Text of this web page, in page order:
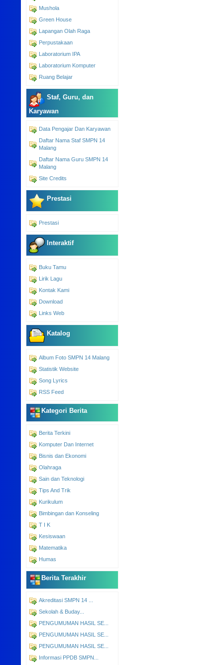
Mushola
Green House
Lapangan Olah Raga
Perpustakaan
Laboratorium IPA
Laboratorium Komputer
Ruang Belajar
Staf, Guru, dan
Karyawan
Data Pengajar Dan Karyawan
Daftar Nama Staf SMPN 14
Malang
Daftar Nama Guru SMPN 14
Malang
Site Credits
Prestasi
Prestasi
Interaktif
Buku Tamu
Lirik Lagu
Kontak Kami
Download
Links Web
Katalog
Album Foto SMPN 14 Malang
Statistik Website
Song Lyrics
RSS Feed
Kategori Berita
Berita Terkini
Komputer Dan Internet
Bisnis dan Ekonomi
Olahraga
Sain dan Teknologi
Tips And Trik
Kurikulum
Bimbingan dan Konseling
T I K
Kesiswaan
Matematika
Humas
Berita Terakhir
Akreditasi SMPN 14 ...
Sekolah & Buday...
PENGUMUMAN HASIL SE...
PENGUMUMAN HASIL SE...
PENGUMUMAN HASIL SE...
Informasi PPDB SMPN...